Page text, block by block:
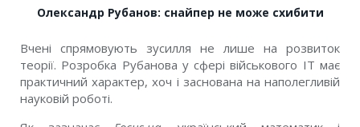
Олександр Рубанов: снайпер не може схибити
Вчені спрямовують зусилля не лише на розвиток
теорії. Розробка Рубанова у сфері військового IT має
практичний характер, хоч і заснована на наполегливій
науковій роботі.